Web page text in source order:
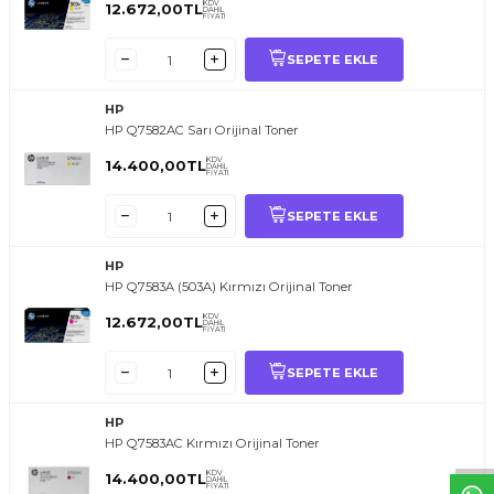
12.672,00TLKDV
DAHİL
FİYATI
SEPETE EKLE
HP
HP Q7582AC Sarı Orijinal Toner
14.400,00TLKDV
DAHİL
FİYATI
SEPETE EKLE
HP
HP Q7583A (503A) Kırmızı Orijinal Toner
12.672,00TLKDV
DAHİL
FİYATI
SEPETE EKLE
HP
HP Q7583AC Kırmızı Orijinal Toner
14.400,00TLKDV
DAHİL
FİYATI